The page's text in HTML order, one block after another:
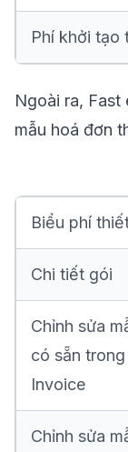
Phí khởi tạo
Ngoài ra,
mẫu hoá đơn
Biểu phí
Chi tiết gói
Chỉnh sửa
có sẵn
Invoice
Chỉnh sửa